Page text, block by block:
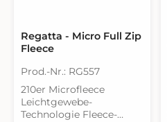
Regatta - Micro Full Zip
Fleece
Prod.-Nr.: RG557
210er Microfleece
Leichtgewebe-
Technologie Fleece-